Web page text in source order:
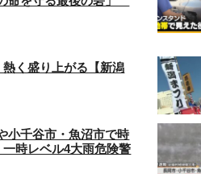
く盛り上がる【新潟
千谷市・魚沼市で時
時レベル4大雨危険警